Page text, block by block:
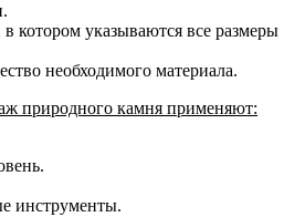
в котором указываются все размеры
необходимого материала.
природного камня применяют:
инструменты.